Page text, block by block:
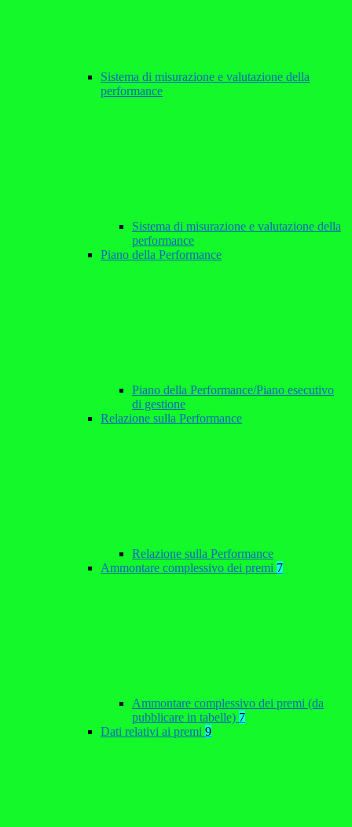
Sistema di misurazione e valutazione della
performance
Sistema di misurazione e valutazione della
performance
Piano della Performance
Piano della Performance/Piano esecutivo
di gestione
Relazione sulla Performance
Relazione sulla Performance
Ammontare complessivo dei premi 7
Ammontare complessivo dei premi (da
pubblicare in tabelle) 7
Dati relativi ai premi 9